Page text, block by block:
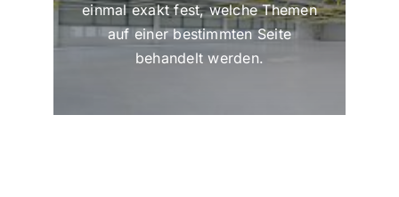
einmal exakt fest, welche Themen
auf einer bestimmten Seite
behandelt werden.